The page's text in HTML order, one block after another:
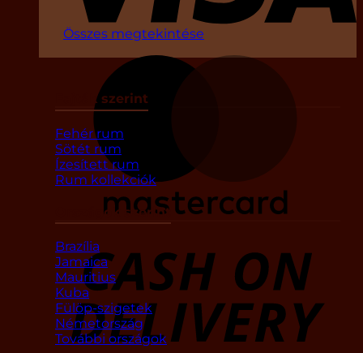
Összes megtekintése
Fajták szerint
Fehér rum
Sötét rum
Ízesített rum
Rum kollekciók
Országok szerint
Brazília
Jamaica
Mauritius
Kuba
Fülöp-szigetek
Németország
További országok